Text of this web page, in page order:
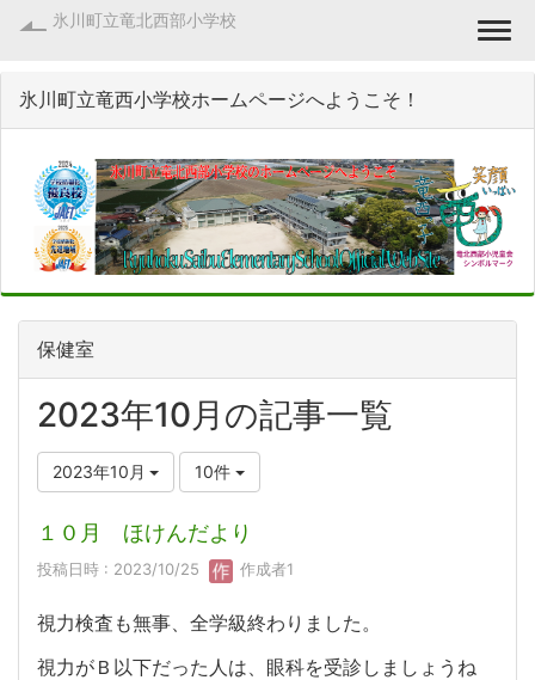
氷川町立竜北西部小学校
氷川町立竜西小学校ホームページへようこそ！
保健室
2023年10月の記事一覧
2023年10月 10件
１０月 ほけんだより
投稿日時 : 2023/10/25 作成者1
視力検査も無事、全学級終わりました。
視力がＢ以下だった人は、眼科を受診しましょうね